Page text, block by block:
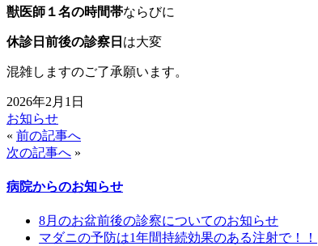
獣医師１名の時間帯ならびに
休診日前後の診察日 は大変
混雑しますのご了承願います。
2026年2月1日
お知らせ
« 前の記事へ
次の記事へ »
病院からのお知らせ
8月のお盆前後の診察についてのお知らせ
マダニの予防は1年間持続効果のある注射で！！